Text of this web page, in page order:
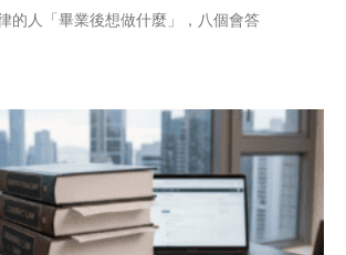
的人「畢業後想做什麼」，八個會答